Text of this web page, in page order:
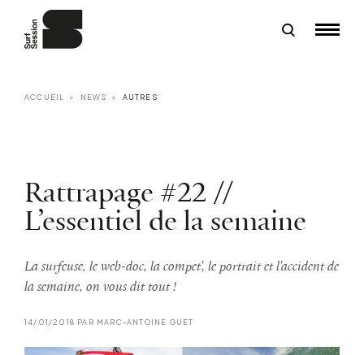
ACCUEIL NEWS AUTRES
Rattrapage #22 //
L’essentiel de la semaine
La surfeuse, le web-doc, la compet', le portrait et l'accident de
la semaine, on vous dit tout !
14/01/2018 PAR MARC-ANTOINE GUET